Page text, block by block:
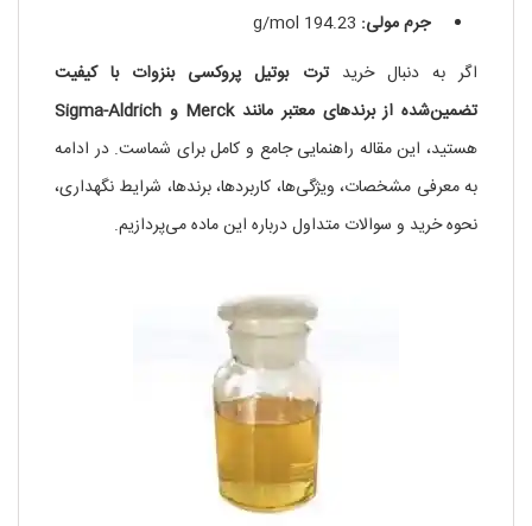
جرم مولی:
اگر به دنبال خریدترت بوتیل پروکسی بنزوات با کیفیت
تضمین‌شده از برندهای معتبر مانند Merck و Sigma-Aldrich
هستید، این مقاله راهنمایی جامع و کامل برای شماست. در ادامه
به معرفی مشخصات، ویژگی‌ها، کاربردها، برندها، شرایط نگهداری،
نحوه خرید و سوالات متداول درباره این ماده می‌پردازیم.